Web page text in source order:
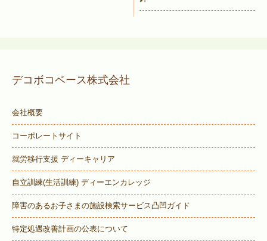
デコボコベース株式会社
会社概要
コーポレートサイト
就労移行支援 ディーキャリア
自立訓練(生活訓練) ディーエンカレッジ
障害のあるお子さまの施設検索サービス凸凹ガイド
特定処遇改善計画の公表について